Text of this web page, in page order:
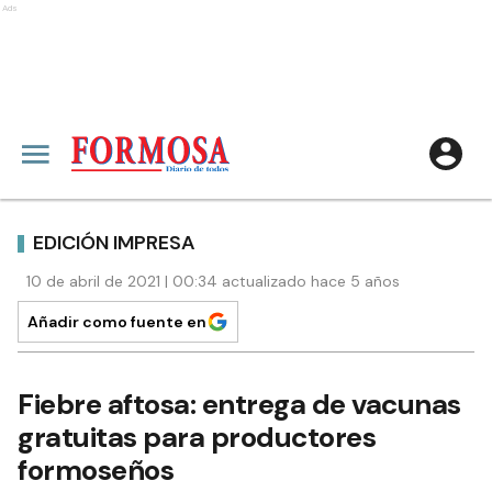
Ads
EDICIÓN IMPRESA
10 de abril de 2021 | 00:34 actualizado hace 5 años
Añadir como fuente en
Fiebre aftosa: entrega de vacunas
gratuitas para productores
formoseños